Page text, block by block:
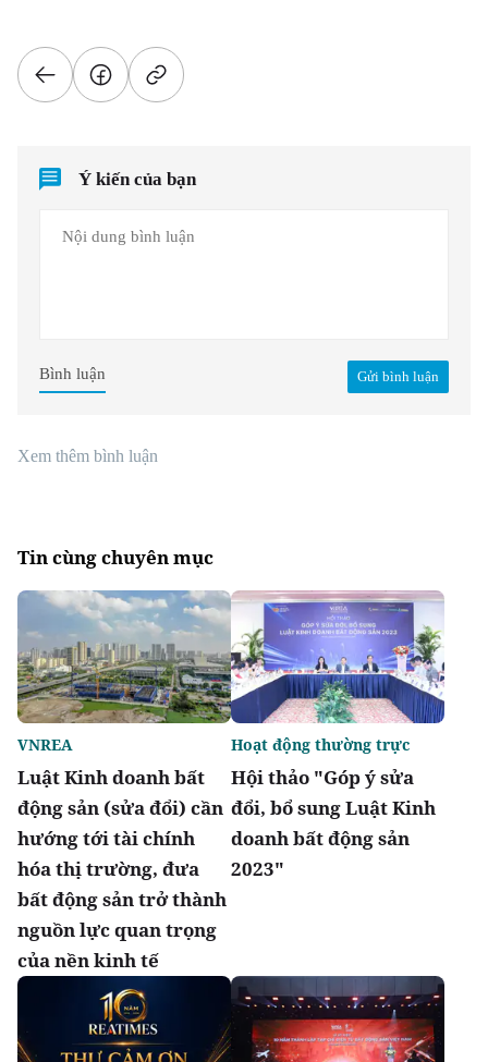
Ý kiến của bạn
Gửi bình luận
Bình luận
Xem thêm bình luận
Tin cùng chuyên mục
Luật Kinh doanh bất
động sản (sửa đổi) cần
hướng tới tài chính
hóa thị trường, đưa
bất động sản trở thành
nguồn lực quan trọng
của nền kinh tế
VNREA
Hội thảo "Góp ý sửa
đổi, bổ sung Luật Kinh
doanh bất động sản
2023"
Hoạt động thường trực